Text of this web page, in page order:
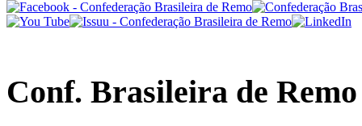
Conf. Brasileira de Remo